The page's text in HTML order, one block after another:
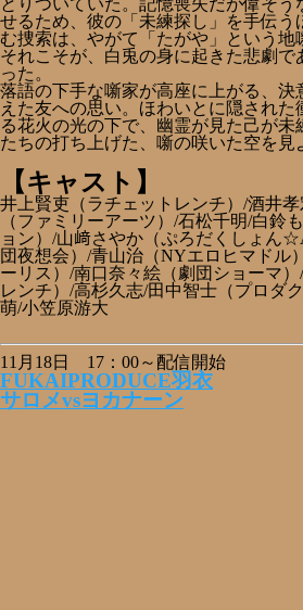
とりついていた。記憶喪失だが偉そう
せるため、彼の「未練探し」を手伝う
む捜索は、やがて「たがや」という地
それこそが、白兎の身に起きた悲劇
った。
落語の下手な噺家が高座に上がる、決
えた友への思い。ほわいとに隠され
る花火の光の下で、幽霊が見た己が
たちの打ち上げた、噺の咲いた空を見
【キャスト】
井上賢吏（ラチェットレンチ）/酒井
（ファミリーアーツ）/石松千明/白鈴
ョン）/山﨑さやか（ぷろだくしょん
団夜想会）/青山治（NYエロヒマドル
ーリス）/南口奈々絵（劇団ショーマ
レンチ）/高杉久志/田中智士（プロダ
萌/小笠原游大
11月18日 17：00～配信開始
FUKAIPRODUCE羽衣
サロメvsヨカナーン